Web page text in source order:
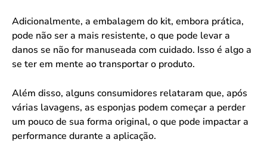
Adicionalmente, a embalagem do kit, embora prática,
pode não ser a mais resistente, o que pode levar a
danos se não for manuseada com cuidado. Isso é algo a
se ter em mente ao transportar o produto.
Além disso, alguns consumidores relataram que, após
várias lavagens, as esponjas podem começar a perder
um pouco de sua forma original, o que pode impactar a
performance durante a aplicação.